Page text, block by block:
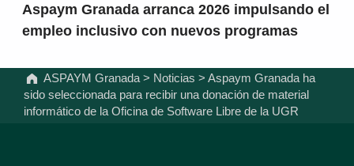
Aspaym Granada arranca 2026 impulsando el
empleo inclusivo con nuevos programas
ASPAYM Granada> Noticias >Aspaym Granada ha
sido seleccionada para recibir una donación de material
informático de la Oficina de Software Libre de la UGR